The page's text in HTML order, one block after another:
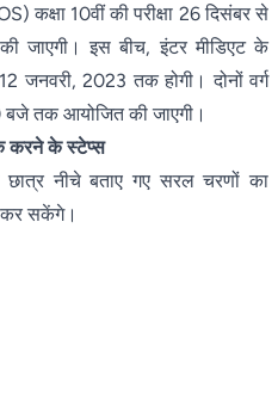
10वीं की परीक्षा 26 दिसंबर से
जाएगी। इस बीच, इंटर मीडिएट के
जनवरी, 2023 तक होगी। दोनों वर्ग
बजे तक आयोजित की जाएगी।
करने के स्टेप्स
नीचे बताए गए सरल चरणों का
सकेंगे।